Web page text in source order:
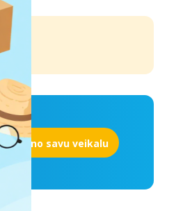
Pievieno savu veikalu